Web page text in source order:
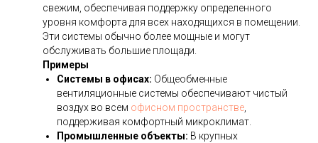
свежим, обеспечивая поддержку определенного
уровня комфорта для всех находящихся в помещении.
Эти системы обычно более мощные и могут
обслуживать большие площади.
Примеры
Системы в офисах: Общеобменные
вентиляционные системы обеспечивают чистый
воздух во всем офисном пространстве
поддерживая комфортный микроклимат.
Промышленные объекты: В крупных